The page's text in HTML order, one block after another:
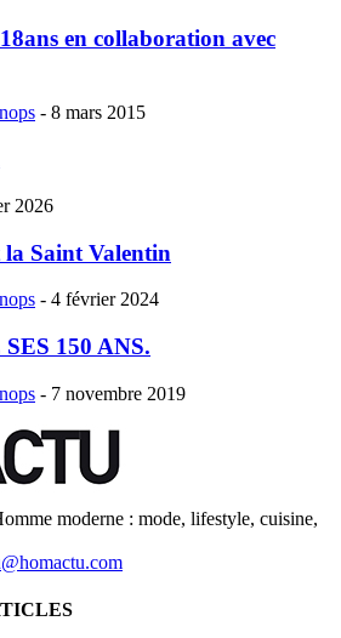
en collaboration avec
- 8 mars 2015
2026
la Saint Valentin
- 4 février 2024
150 ANS.
- 7 novembre 2019
moderne : mode, lifestyle, cuisine,